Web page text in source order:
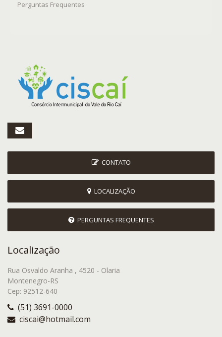
Perguntas Frequentes
CONTATO
LOCALIZAÇÃO
PERGUNTAS FREQUENTES
Localização
Rua Osvaldo Aranha , 4520 - Olaria
Montenegro-RS
Cep: 92512-640
(51) 3691-0000
ciscai@hotmail.com